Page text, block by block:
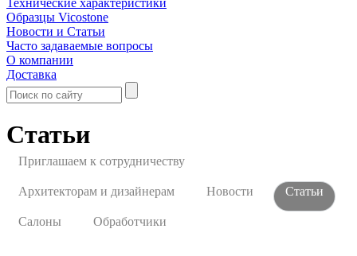
Технические характеристики
Образцы Vicostone
Новости и Статьи
Часто задаваемые вопросы
О компании
Доставка
Статьи
Приглашаем к сотрудничеству
Архитекторам и дизайнерам Новости Статьи
Салоны Обработчики